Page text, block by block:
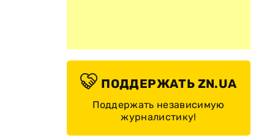
ПОДДЕРЖАТЬ ZN.UA
Поддержать независимую
журналистику!